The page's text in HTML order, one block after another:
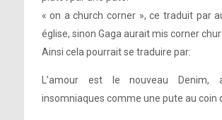
« on a church corner », ce traduit par
église, sinon Gaga aurait mis corner
Ainsi cela pourrait se traduire par:
L’amour est le nouveau Denim,
insomniaques comme une pute au coin